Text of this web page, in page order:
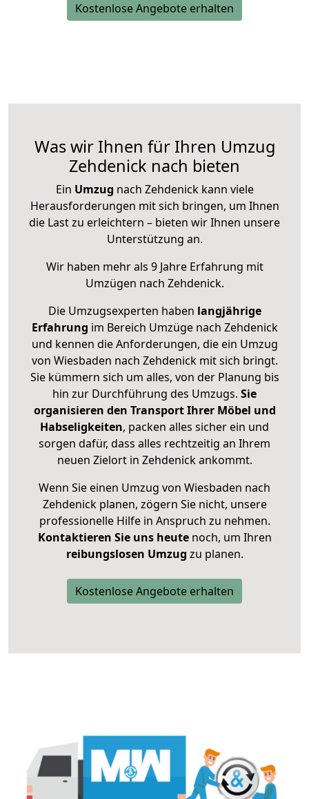
Kostenlose Angebote erhalten
Was wir Ihnen für Ihren Umzug
Zehdenick nach bieten
Ein Umzug nach Zehdenick kann viele
Herausforderungen mit sich bringen, um Ihnen
die Last zu erleichtern – bieten wir Ihnen unsere
Unterstützung an.
Wir haben mehr als 9 Jahre Erfahrung mit
Umzügen nach Zehdenick.
Die Umzugsexperten haben langjährige
Erfahrung im Bereich Umzüge nach Zehdenick
und kennen die Anforderungen, die ein Umzug
von Wiesbaden nach Zehdenick mit sich bringt.
Sie kümmern sich um alles, von der Planung bis
hin zur Durchführung des Umzugs. Sie
organisieren den Transport Ihrer Möbel und
Habseligkeiten, packen alles sicher ein und
sorgen dafür, dass alles rechtzeitig an Ihrem
neuen Zielort in Zehdenick ankommt.
Wenn Sie einen Umzug von Wiesbaden nach
Zehdenick planen, zögern Sie nicht, unsere
professionelle Hilfe in Anspruch zu nehmen.
Kontaktieren Sie uns heutenoch, um Ihren
reibungslosen Umzug zu planen.
Kostenlose Angebote erhalten